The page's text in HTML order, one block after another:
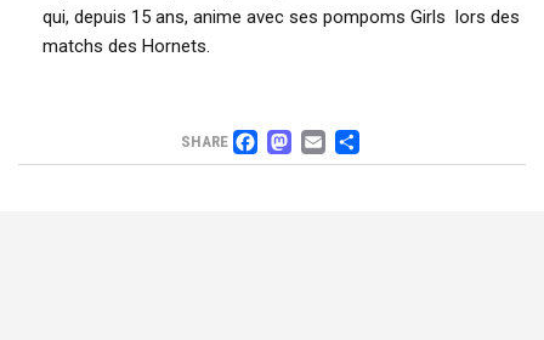
qui, depuis 15 ans, anime avec ses pompoms Girls lors des
matchs des Hornets.
SHARE FACEBOOK
MASTODON
EMAIL
PARTAGER